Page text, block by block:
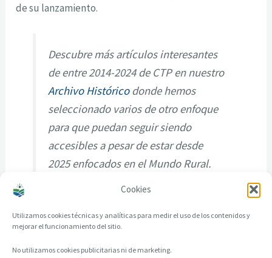
Cookies
Utilizamos cookies técnicas y analíticas para medir el uso de los contenidos y
mejorar el funcionamiento del sitio.
No utilizamos cookies publicitarias ni de marketing.
de su lanzamiento.
Descubre más artículos interesantes
de entre 2014-2024 de CTP en nuestro
Archivo Históricodonde hemos
seleccionado varios de otro enfoque
para que puedan seguir siendo
accesibles a pesar de estar desde
2025 enfocados en el Mundo Rural.